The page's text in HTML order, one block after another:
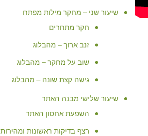
שיעור שני – מחקר מילות מפתח
חקר מתחרים
זנב ארוך – מהבלוג
שוב על מחקר – מהבלוג
גישה קצת שונה – מהבלוג
שיעור שלישי מבנה האתר
השפעת אחסון האתר
רצף בדיקות ראשונות ומהירות